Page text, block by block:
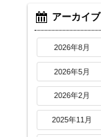
アーカイブ
2026年8月
2026年5月
2026年2月
2025年11月